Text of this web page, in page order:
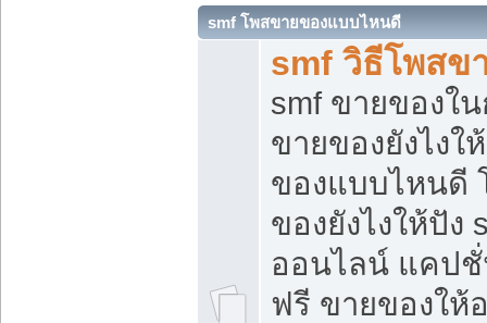
smf โพสขายของแบบไหนดี
smf วิธีโพสข
smf ขายของใ
ขายของยังไง
ของแบบไหนดี
ของยังไงให้ปั
ออนไลน์ แคป
ฟรี ขายของให้